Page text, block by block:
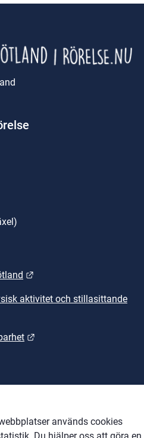
används cookies
aktivitet och stillasittande
webbplats.
webbplats.